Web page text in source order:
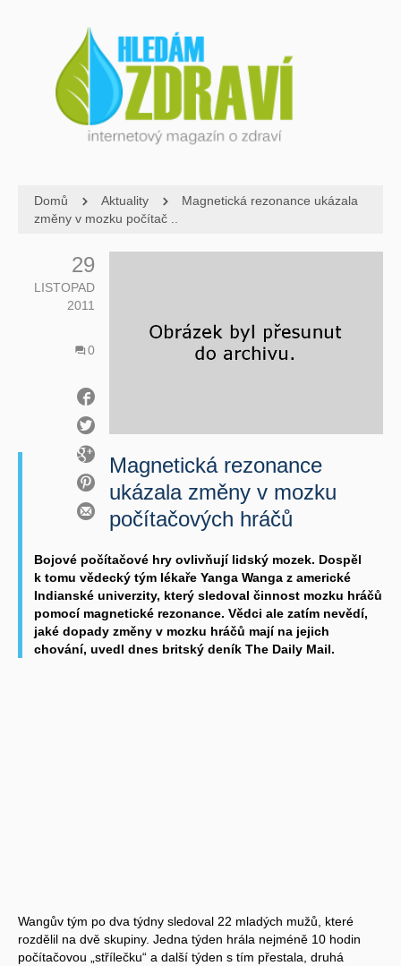
Domů Aktuality
Magnetická rezonance ukázala
změny v mozku počítač ..
29
LISTOPAD
2011
0
Magnetická rezonance
ukázala změny v mozku
počítačových hráčů
Bojové počítačové hry ovlivňují lidský mozek. Dospěl
k tomu vědecký tým lékaře Yanga Wanga z americké
Indianské univerzity, který sledoval činnost mozku hráčů
pomocí magnetické rezonance. Vědci ale zatím nevědí,
jaké dopady změny v mozku hráčů mají na jejich
chování, uvedl dnes britský deník The Daily Mail.
Wangův tým po dva týdny sledoval 22 mladých mužů, které
rozdělil na dvě skupiny. Jedna týden hrála nejméně 10 hodin
počítačovou „střílečku“ a další týden s tím přestala, druhá